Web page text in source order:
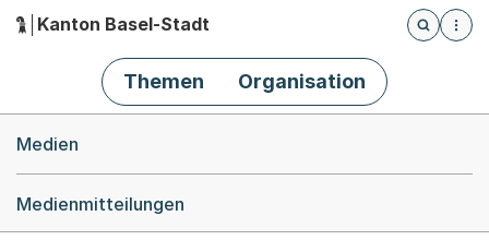
Hauptnavigation
Kanton Basel-Stadt
Öffnet
Themen Organisation
Medien
Medienmitteilungen